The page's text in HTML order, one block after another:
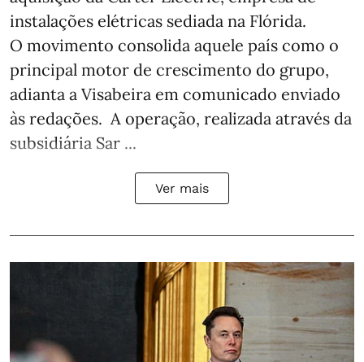
instalações elétricas sediada na Flórida.
O movimento consolida aquele país como o
principal motor de crescimento do grupo,
adianta a Visabeira em comunicado enviado
às redações. A operação, realizada através da
subsidiária Sar ...
Ver mais